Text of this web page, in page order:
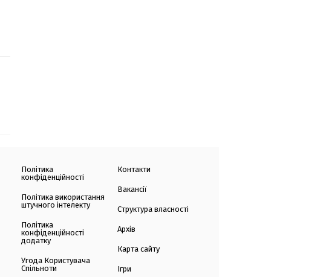
Політика
конфіденційності
Політика використання
штучного інтелекту
Політика
конфіденційності
додатку
Угода Користувача
Спільноти
Контакти
Вакансії
Структура власності
Архів
Карта сайту
Ігри